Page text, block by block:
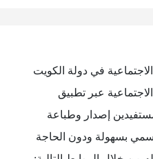
في دولة الكويت
عبر تطبيق
إصدار وطباعة
بسهولة ودون الحاجة